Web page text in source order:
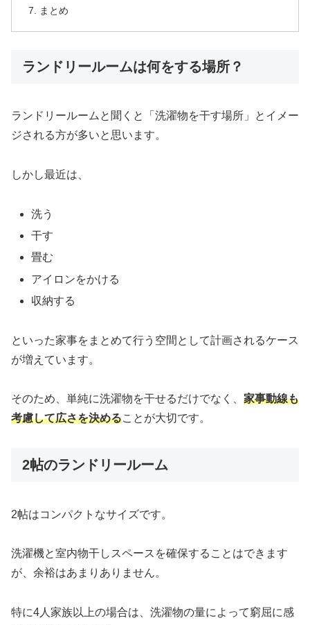
まとめ
ランドリールームは何をする場所？
ランドリールームと聞くと「洗濯物を干す場所」とイメー
ジされる方が多いと思います。
しかし最近は、
洗う
干す
畳む
アイロンをかける
収納する
といった家事をまとめて行う空間として計画されるケース
が増えています。
そのため、単純に洗濯物を干せるだけでなく、 家事動線も
考慮して広さを決めることが大切です。
2帖のランドリールーム
2帖はコンパクトなサイズです。
洗濯機と室内物干しスペースを確保することはできます
が、余裕はあまりありません。
特に4人家族以上の場合は、洗濯物の量によって窮屈に感